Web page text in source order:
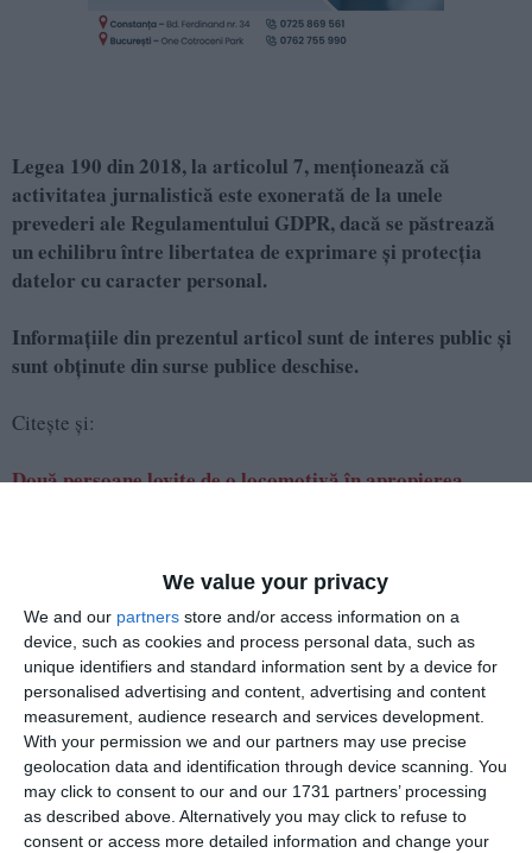
We value your privacy
We and our partners store and/or access information on a
device, such as cookies and process personal data, such as
unique identifiers and standard information sent by a device for
personalised advertising and content, advertising and content
measurement, audience research and services development.
With your permission we and our partners may use precise
geolocation data and identification through device scanning. You
may click to consent to our and our 1731 partners’ processing
as described above. Alternatively you may click to refuse to
consent or access more detailed information and change your
Legea 190 din 2018, la articolul 7, menţionează că
activitatea jurnalistică este exonerată de la unele
prevederi ale Regulamentului GDPR, dacă se păstrează
un echilibru între libertatea de exprimare şi protecţia
datelor cu caracter personal.
Informațiile din prezentul articol sunt de interes public și
sunt obținute din surse publice deschise.
Citește și:
Două persoane lovite de o locomotivă în apropierea
Adaugă-ne ca sursă în Google
Urmărește-ne pe Google News
Urmărește-ne pe Whatsapp
Ti-a placut articolul?